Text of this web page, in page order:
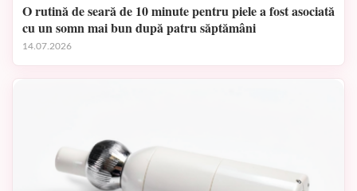
O rutină de seară de 10 minute pentru piele a fost asociată
cu un somn mai bun după patru săptămâni
14.07.2026